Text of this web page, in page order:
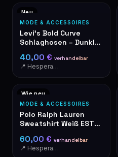
Neu
MODE & ACCESSOIRES
Levi's Bold Curve
Schlaghosen – Dunkle
Etikett
40,00 € verhandelbar
📍 Hesperange
Wie neu
MODE & ACCESSOIRES
Polo Ralph Lauren
Sweatshirt Weiß EST
60,00 € verhandelbar
📍 Hesperange